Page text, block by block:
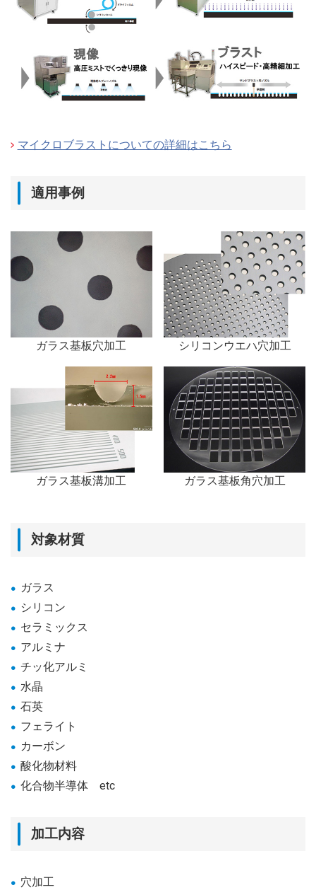
マイクロブラストについての詳細はこちら
適用事例
ガラス基板穴加工 シリコンウエハ穴加工
ガラス基板溝加工 ガラス基板角穴加工
対象材質
ガラス
シリコン
セラミックス
アルミナ
チッ化アルミ
水晶
石英
フェライト
カーボン
酸化物材料
化合物半導体 etc
加工内容
穴加工